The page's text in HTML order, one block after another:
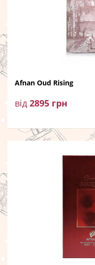
Afnan Oud Rising
від 2895 грн